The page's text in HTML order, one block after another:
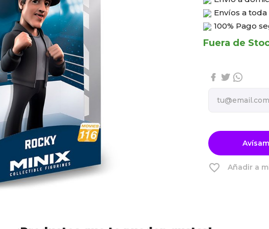
Envíos a toda
100% Pago
Fuera de
favorite_border Añadir a